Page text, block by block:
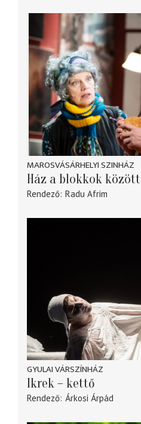
MAROSVÁSÁRHELYI SZINHÁZ
Ház a blokkok között
Rendező Radu Afrim
GYULAI VÁRSZÍNHÁZ
Ikrek – kettő
Rendező Árkosi Árpád